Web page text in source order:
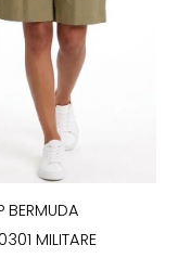
BERMUDA
MILITARE